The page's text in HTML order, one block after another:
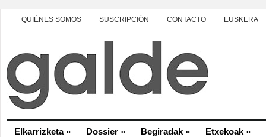
QUIÉNES SOMOS SUSCRIPCIÓN CONTACTO EUSKERA
Elkarrizketa» Dossier » Begiradak » Etxekoak »